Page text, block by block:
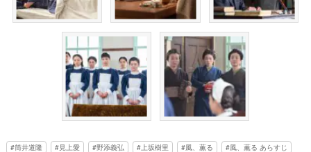
筒井道隆 見上愛 野添義弘 上坂樹里 風、薫る 風、薫る あらすじ